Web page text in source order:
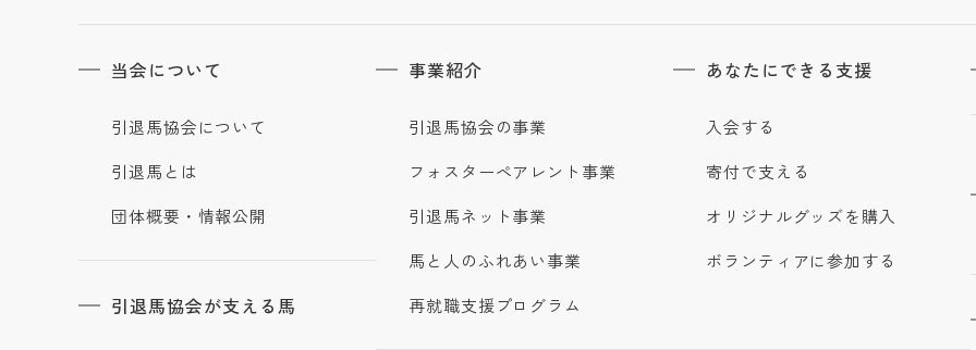
当会について
引退馬協会について
引退馬とは
団体概要・情報公開
引退馬協会が支える馬
事業紹介
引退馬協会の事業
フォスターペアレント事業
引退馬ネット事業
馬と人のふれあい事業
再就職支援プログラム
あなたにできる支援
入会する
寄付で支える
オリジナルグッズを購入
ボランティアに参加する